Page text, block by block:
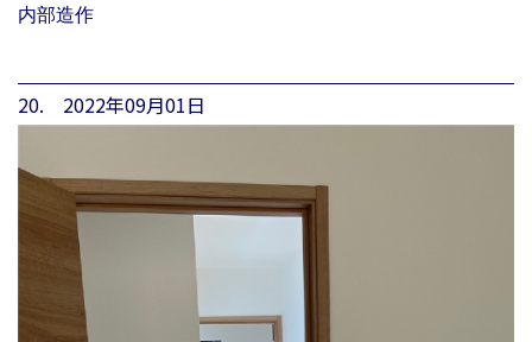
内部造作
20. 2022年09月01日